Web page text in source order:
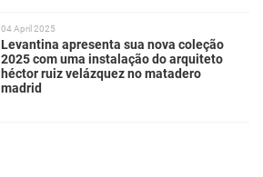
04 April 2025
Levantina apresenta sua nova coleção
2025 com uma instalação do arquiteto
héctor ruiz velázquez no matadero
madrid